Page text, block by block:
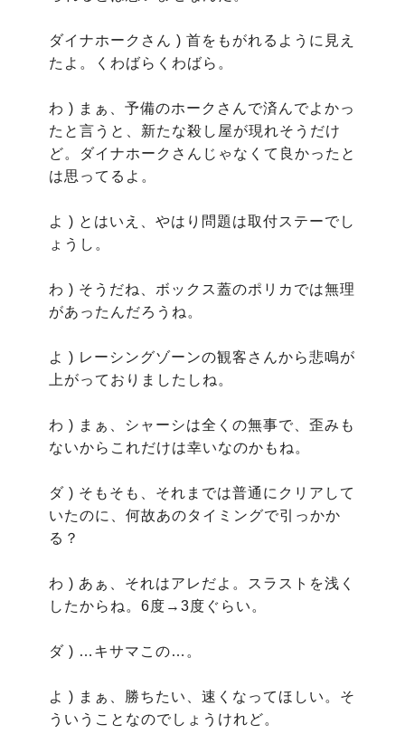
ダイナホークさん ) 首をもがれるように見え
たよ。くわばらくわばら。
わ ) まぁ、予備のホークさんで済んでよかっ
たと言うと、新たな殺し屋が現れそうだけ
ど。ダイナホークさんじゃなくて良かったと
は思ってるよ。
よ ) とはいえ、やはり問題は取付ステーでし
ょうし。
わ ) そうだね、ボックス蓋のポリカでは無理
があったんだろうね。
よ ) レーシングゾーンの観客さんから悲鳴が
上がっておりましたしね。
わ ) まぁ、シャーシは全くの無事で、歪みも
ないからこれだけは幸いなのかもね。
ダ ) そもそも、それまでは普通にクリアして
いたのに、何故あのタイミングで引っかか
る？
わ ) あぁ、それはアレだよ。スラストを浅く
したからね。6度→3度ぐらい。
ダ ) …キサマこの…。
よ ) まぁ、勝ちたい、速くなってほしい。そ
ういうことなのでしょうけれど。